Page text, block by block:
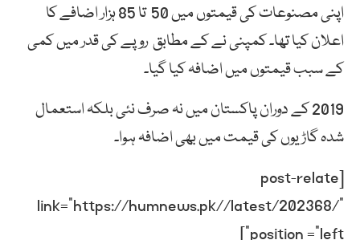
اپنی مصنوعات کی قیمتوں میں 50 تا 85 ہزار اضافے کا
اعلان کیا تھا۔ کمپنی نے کے مطابق روپے کی قدر میں کمی
کے سبب قیمتوں میں اضافہ کیا گیا۔
2019 کے دوران پاکستان میں نہ صرف نئی بلکہ استعمال
شدہ گاڑیوں کی قیمت میں بھی اضافہ ہوا۔
[post-relate
link=”https://humnews.pk//latest/202368/”
position =”left”]